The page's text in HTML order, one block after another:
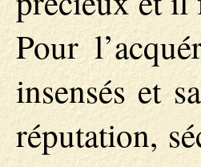
Pour
insensés et
réputation,